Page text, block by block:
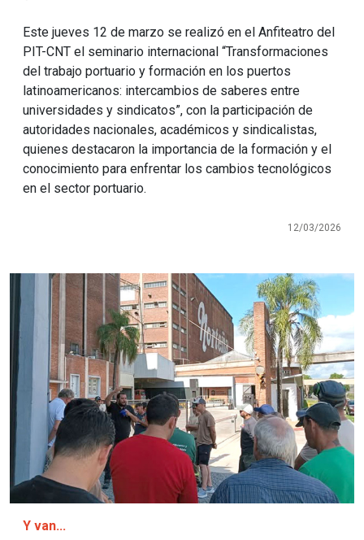
Este jueves 12 de marzo se realizó en el Anfiteatro del
PIT-CNT el seminario internacional “Transformaciones
del trabajo portuario y formación en los puertos
latinoamericanos: intercambios de saberes entre
universidades y sindicatos”, con la participación de
autoridades nacionales, académicos y sindicalistas,
quienes destacaron la importancia de la formación y el
conocimiento para enfrentar los cambios tecnológicos
en el sector portuario.
12/03/2026
Imagen
Y van...